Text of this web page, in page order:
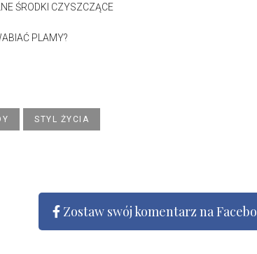
ŚRODKI CZYSZCZĄCE
PLAMY?
STYL ŻYCIA
Zostaw swój komentarz na